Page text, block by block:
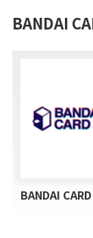
BANDAI
BANDAI